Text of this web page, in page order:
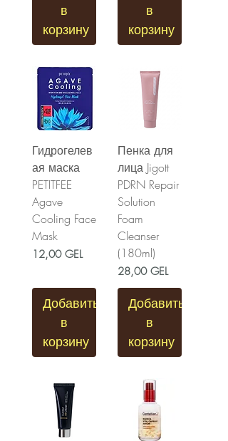
в
корзину
в
корзину
Гидрогелев
ая маска
PETITFEE
Agave
Cooling Face
Mask
Цена
12,00 GEL
Добавить
в
корзину
Пенка для
лица Jigott
PDRN Repair
Solution
Foam
Cleanser
(180ml)
Цена
28,00 GEL
Добавить
в
корзину